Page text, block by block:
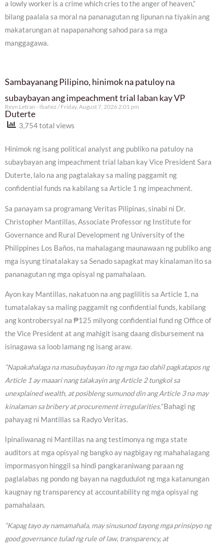
a lowly worker is a crime which cries to the anger of heaven,”
bilang paalala sa moral na pananagutan ng lipunan na tiyakin ang
makatarungan at napapanahong sahod para sa mga
manggagawa.
Sambayanang Pilipino, hinimok na patuloy na
subaybayan ang impeachment trial laban kay VP
Duterte
Reyn Letran - Ibañez Friday, August 7, 2026 2:01 pm
3,754 total views
Hinimok ng isang political analyst ang publiko na patuloy na
subaybayan ang impeachment trial laban kay Vice President Sara
Duterte, lalo na ang pagtalakay sa maling paggamit ng
confidential funds na kabilang sa Article 1 ng impeachment.
Sa panayam sa programang Veritas Pilipinas, sinabi ni Dr.
Christopher Mantillas, Associate Professor ng Institute for
Governance and Rural Development ng University of the
Philippines Los Baños, na mahalagang maunawaan ng publiko ang
mga isyung tinatalakay sa Senado sapagkat may kinalaman ito sa
pananagutan ng mga opisyal ng pamahalaan.
Ayon kay Mantillas, nakatuon na ang paglilitis sa Article 1, na
tumatalakay sa maling paggamit ng confidential funds, kabilang
ang kontrobersyal na ₱125 milyong confidential fund ng Office of
the Vice President at ang mahigit isang daang disbursement na
isinagawa sa loob lamang ng isang araw.
“Napakahalaga na masubaybayan ito ng mga tao dahil pagkatapos ng
Article 1 ay maaari nang talakayin ang Article 2 tungkol sa
unexplained wealth, at posibleng sumunod din ang Article 3 na may
kinalaman sa bribery at procurement irregularities.”Bahagi ng
pahayag ni Mantillas sa Radyo Veritas.
Ipinaliwanag ni Mantillas na ang testimonya ng mga state
auditors at mga opisyal ng bangko ay nagbigay ng mahahalagang
impormasyon hinggil sa hindi pangkaraniwang paraan ng
paglalabas ng pondo ng bayan na nagdudulot ng mga katanungan
kaugnay ng transparency at accountability ng mga opisyal ng
pamahalaan.
“Kapag tayo ay namamahala, may sinusunod tayong mga prinsipyo ng
good governance tulad ng rule of law, transparency, at